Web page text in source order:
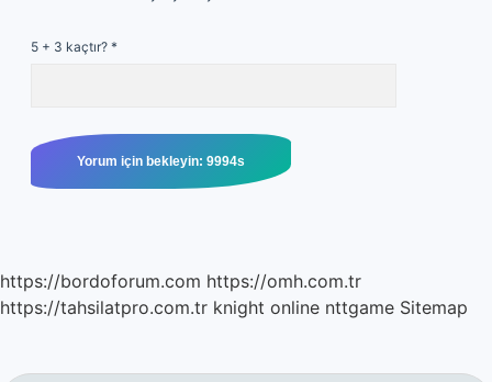
5 + 3 kaçtır? *
https://bordoforum.com https://omh.com.tr
https://tahsilatpro.com.tr knight online nttgame Sitemap